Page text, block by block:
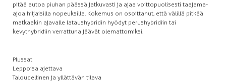
pitää autoa piuhan päässä jatkuvasti ja ajaa voittopuolisesti taajama-
ajoa hiljaisilla nopeuksilla. Kokemus on osoittanut, että välillä pitkää
matkaakin ajavalle lataushybridin hyödyt perushybridiin tai
kevythybridiin verrattuna jäävät olemattomiksi.
Plussat
Leppoisa ajettava
Taloudellinen ja yllättävän tilava